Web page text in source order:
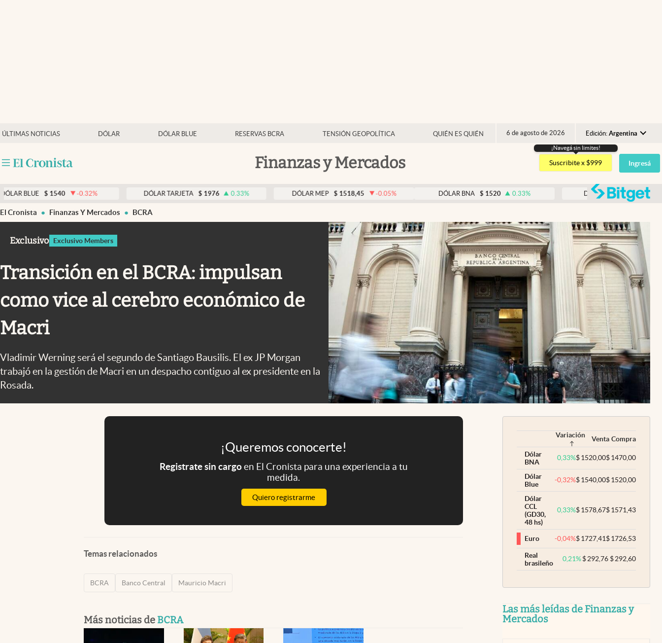
ÚLTIMAS NOTICIAS DÓLAR DÓLAR BLUE RESERVAS BCRA TENSIÓN GEOPOLÍTICA QUIÉN ES QUIÉN 6 de agosto de 2026 Edición: Argentina
Argentina
España
USA
Uruguay
Finanzas y Mercados
Mercados Online
Otras secciones
Clase
Clima
Eventos Corporativos
El Cronista Studio
abre en nueva pestaña
¡Navegá sin limites!
Suscribite x $999 Ingresá
$ 1540 -0.32% DÓLAR TARJETA $ 1976 0.33% DÓLAR MEP $ 1518,45 -0.05% DÓLAR BNA $ 1520 0.33% DÓLAR BLUE $ 1540 -0.32%
El Cronista Finanzas Y Mercados BCRA
Exclusivo Exclusivo Members
Transición en el BCRA: impulsan
como vice al cerebro económico de
Macri
Vladimir Werning será el segundo de Santiago Bausilis. El ex JP Morgan
trabajó en la gestión de Macri en un despacho contiguo al ex presidente en la
Rosada.
¡Queremos conocerte!
Registrate sin cargoen El Cronista para una experiencia a tu
medida.
Quiero registrarme
Temas relacionados
BCRA Banco Central Mauricio Macri
Más noticias de BCRA
Variación Venta Compra
Dólar
BNA
0,33%$1520,00$1470,00
Dólar
Blue
-0,32%$1540,00$1520,00
Dólar
CCL
(GD30,
48 hs)
0,33%$1578,67$1571,43
Euro -0,04%$1727,41$1726,53
Real
brasileño
0,21% $292,76 $292,60
Las más leídas de Finanzas y
Mercados